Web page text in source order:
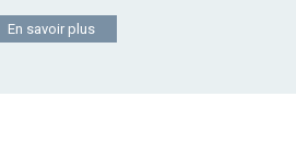
En savoir plus